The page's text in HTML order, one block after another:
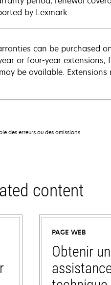
by Lexmark.
can be purchased
or four-year
be available.
des erreurs ou des omissions.
content
PAGE WEB
Obtenir